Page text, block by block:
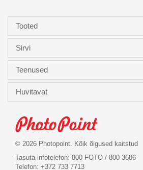
Tooted
Sirvi
Teenused
Huvitavat
© 2026 Photopoint. Kõik õigused kaitstud
Tasuta infotelefon: 800 FOTO / 800 3686
Telefon: +372 733 7713
tervis
&
hobi
Auto